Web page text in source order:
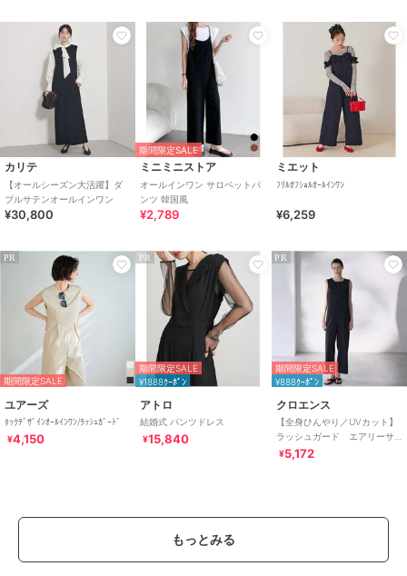
カリテ
【オールシーズン大活躍】ダ
ブルサテンオールインワン
¥30,800
期間限定SALE
ミニミニストア
オールインワン サロペットパ
ンツ 韓国風
¥2,789
ミエット
ﾌﾘﾙｵﾌｼｮﾙｵｰﾙｲﾝﾜﾝ
¥6,259
PR
期間限定SALE
ユアーズ
ﾀｯｸﾃﾞｻﾞｲﾝｵｰﾙｲﾝﾜﾝ/ﾗｯｼｭｶﾞｰﾄﾞ
¥4,150
PR
期間限定SALE
¥1888ｸｰﾎﾟﾝ
アトロ
結婚式 パンツドレス
¥15,840
PR
期間限定SALE
¥888ｸｰﾎﾟﾝ
クロエンス
【全身ひんやり／UVカット】
ラッシュガード エアリーサ
ロペット
¥5,172
もっとみる